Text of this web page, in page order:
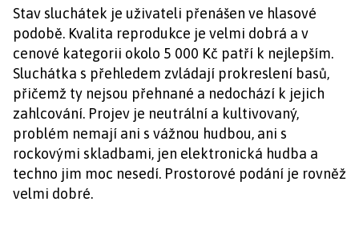
Stav sluchátek je uživateli přenášen ve hlasové
podobě. Kvalita reprodukce je velmi dobrá a v
cenové kategorii okolo 5 000 Kč patří k nejlepším.
Sluchátka s přehledem zvládají prokreslení basů,
přičemž ty nejsou přehnané a nedochází k jejich
zahlcování. Projev je neutrální a kultivovaný,
problém nemají ani s vážnou hudbou, ani s
rockovými skladbami, jen elektronická hudba a
techno jim moc nesedí. Prostorové podání je rovněž
velmi dobré.